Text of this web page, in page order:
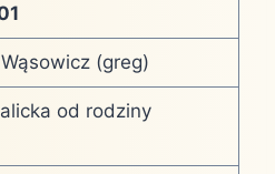
(greg)
od rodziny